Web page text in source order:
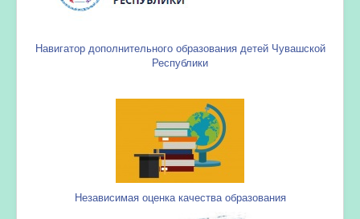
Навигатор дополнительного образования детей Чувашской
Республики
Независимая оценка качества образования